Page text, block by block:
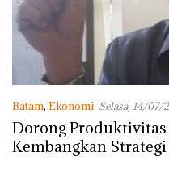
Batam, Ekonomi Selasa, 14/07/
Dorong Produktivitas
Kembangkan